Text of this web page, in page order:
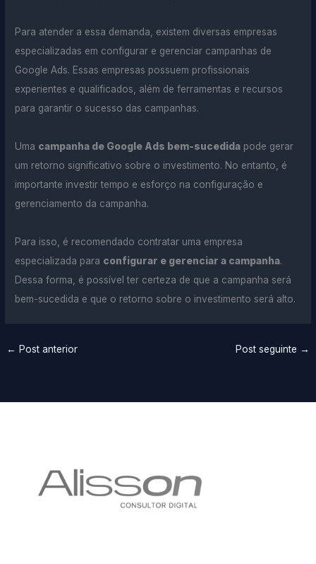
Para atender a essa demanda, existem diversas empresas
especializadas em configurar e gerenciar campanhas de
Google Ads. Essas empresas possuem profissionais
experientes e qualificados, além de ferramentas e recursos
para garantir o sucesso das campanhas.
Uma campanha de Google Ads bem-sucedida pode gerar
um retorno significativo sobre o investimento. No entanto, é
importante investir tempo e esforço na configuração e
gerenciamento da campanha.
Para isso, é recomendado contratar uma empresa
especializada para configurar e gerenciar a campanha.
Dessa forma, é possível ter certeza de que a campanha será
bem-sucedida e que o retorno sobre o investimento será alto.
← Post anterior Post seguinte →